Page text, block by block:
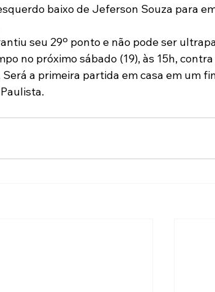
baixo de Jeferson Souza para
seu 29º ponto e não pode ser
no próximo sábado (19), às 15h,
a primeira partida em casa em um